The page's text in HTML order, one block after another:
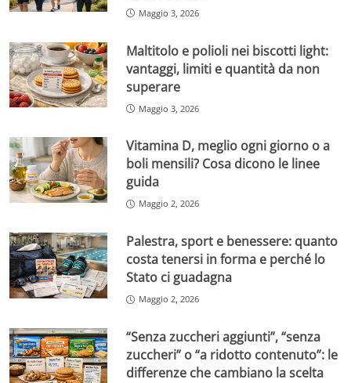
Maggio 3, 2026
Maltitolo e polioli nei biscotti light:
vantaggi, limiti e quantità da non
superare
Maggio 3, 2026
Vitamina D, meglio ogni giorno o a
boli mensili? Cosa dicono le linee
guida
Maggio 2, 2026
Palestra, sport e benessere: quanto
costa tenersi in forma e perché lo
Stato ci guadagna
Maggio 2, 2026
“Senza zuccheri aggiunti”, “senza
zuccheri” o “a ridotto contenuto”: le
differenze che cambiano la scelta